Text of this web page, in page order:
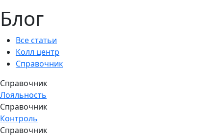
Блог
Все статьи
Колл центр
Справочник
Справочник
Лояльность
Справочник
Контроль
Справочник